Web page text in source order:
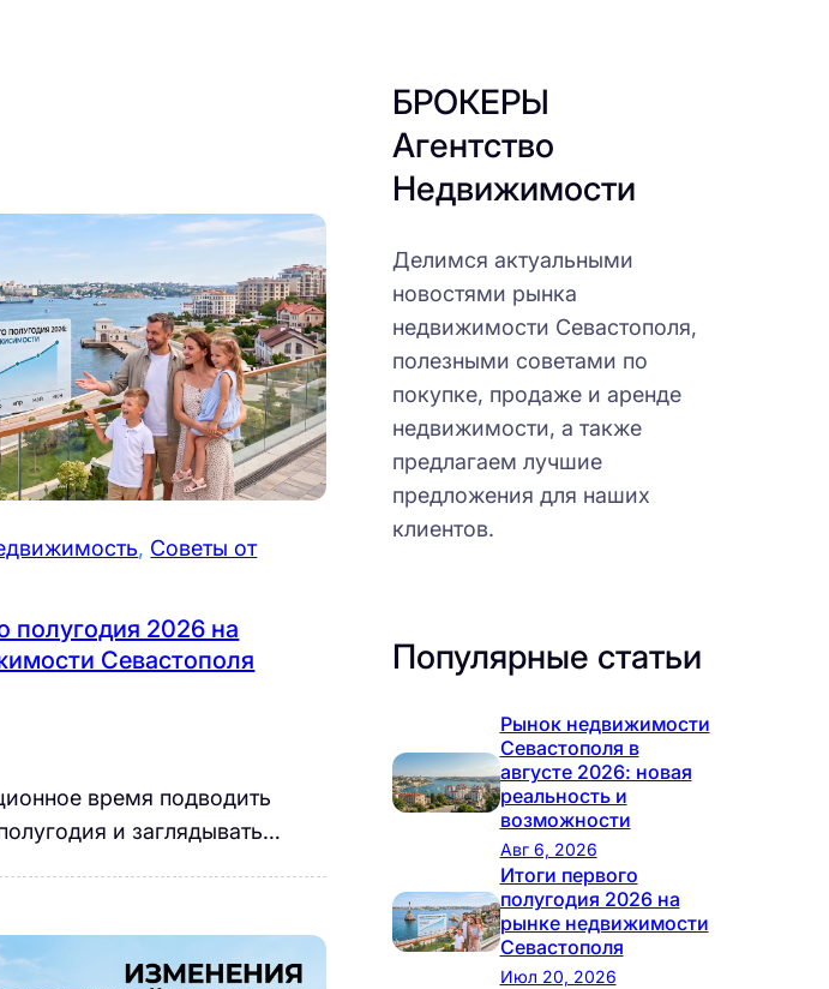
, Советы от
полугодия 2026 на
Севастополя
время подводить
и заглядывать…
БРОКЕРЫ
Агентство
Недвижимости
Делимся актуальными
новостями рынка
недвижимости Севастополя,
полезными советами по
покупке, продаже и аренде
недвижимости, а также
предлагаем лучшие
предложения для наших
клиентов.
Популярные статьи
Рынок недвижимости
Севастополя в
августе 2026: новая
реальность и
возможности
Авг 6, 2026
Итоги первого
полугодия 2026 на
рынке недвижимости
Севастополя
Июл 20, 2026